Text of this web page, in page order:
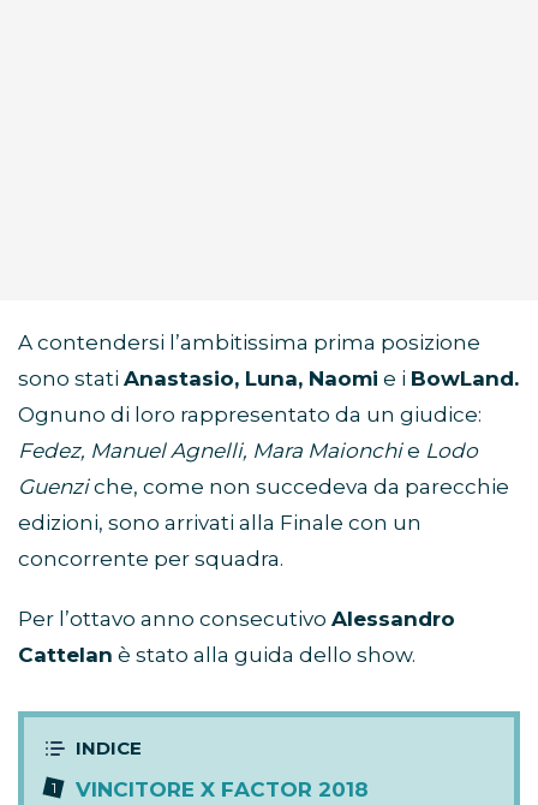
A contendersi l’ambitissima prima posizione
sono stati Anastasio, Luna, Naomi e i BowLand.
Ognuno di loro rappresentato da un giudice:
Fedez, Manuel Agnelli, Mara Maionchie Lodo
Guenziche, come non succedeva da parecchie
edizioni, sono arrivati alla Finale con un
concorrente per squadra.
Per l’ottavo anno consecutivo Alessandro
Cattelan è stato alla guida dello show.
VINCITORE X FACTOR 2018